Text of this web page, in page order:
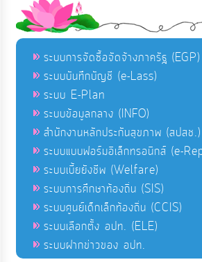
ระบบการจัดซื้อจัดจ้างภาครัฐ (EGP)
ระบบบันทึกบัญชี (e-Lass)
ระบบ E-Plan
ระบบข้อมูลกลาง (INFO)
สำนักงานหลักประกันสุขภาพ (สปสช.)
ระบบแบบฟอร์มอิเล็กทรอนิกส์ (e-
ระบบเบี้ยยังชีพ (Welfare)
ระบบการศึกษาท้องถิ่น (SIS)
ระบบศูนย์เด็กเล็กท้องถิ่น (CCIS)
ระบบเลือกตั้ง อปท. (ELE)
ระบบฝากข่าวของ อปท.